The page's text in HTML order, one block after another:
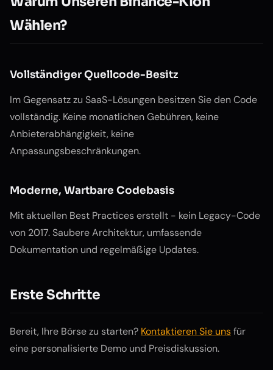
Wählen?
Vollständiger Quellcode-Besitz
Im Gegensatz zu SaaS-Lösungen besitzen Sie den Code
vollständig. Keine monatlichen Gebühren, keine
Anbieterabhängigkeit, keine
Anpassungsbeschränkungen.
Moderne, Wartbare Codebasis
Mit aktuellen Best Practices erstellt - kein Legacy-Code
von 2017. Saubere Architektur, umfassende
Dokumentation und regelmäßige Updates.
Erste Schritte
Bereit, Ihre Börse zu starten? Kontaktieren Sie unsfür
eine personalisierte Demo und Preisdiskussion.